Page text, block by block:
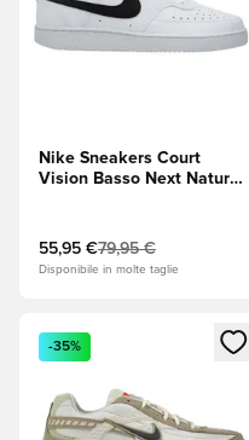
Nike Sneakers Court
Vision Basso Next Nature
55,95 €79,95 €
Disponibile in molte taglie
Apre una finestra
-35%